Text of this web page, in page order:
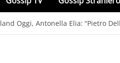
Oggi, Antonella Elia: “Pietro